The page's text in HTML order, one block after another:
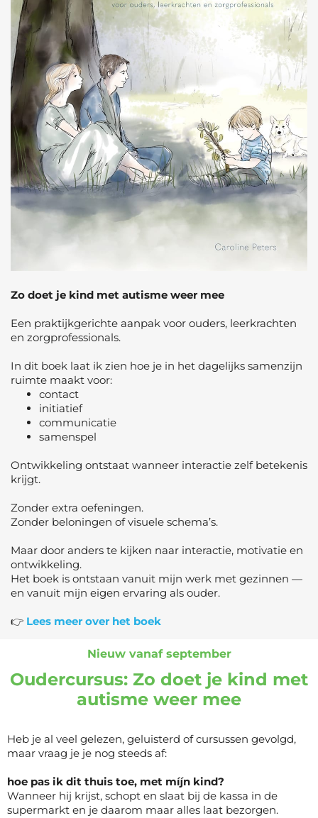
Zo doet je kind met autisme weer mee
Een praktijkgerichte aanpak voor ouders, leerkrachten
en zorgprofessionals.
In dit boek laat ik zien hoe je in het dagelijks samenzijn
ruimte maakt voor:
contact
initiatief
communicatie
samenspel
Ontwikkeling ontstaat wanneer interactie zelf betekenis
krijgt.
Zonder extra oefeningen.
Zonder beloningen of visuele schema’s.
Maar door anders te kijken naar interactie, motivatie en
ontwikkeling.
Het boek is ontstaan vanuit mijn werk met gezinnen —
en vanuit mijn eigen ervaring als ouder.
👉 Lees meer over het boek
Nieuw vanaf september
Oudercursus: Zo doet je kind met
autisme weer mee
Heb je al veel gelezen, geluisterd of cursussen gevolgd,
maar vraag je je nog steeds af:
hoe pas ik dit thuis toe, met míjn kind?
Wanneer hij krijst, schopt en slaat bij de kassa in de
supermarkt en je daarom maar alles laat bezorgen.